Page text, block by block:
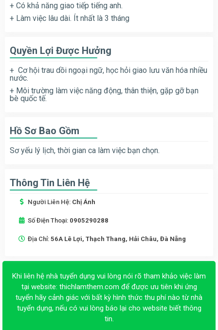
+ Có khả năng giao tiếp tiếng anh.
+ Làm việc lâu dài. Ít nhất là 3 tháng
Quyền Lợi Được Hưởng
+ Cơ hội trau dồi ngoại ngữ, học hỏi giao lưu văn hóa nhiều
nước.
+ Môi trường làm việc năng động, thân thiện, gặp gỡ bạn
bè quốc tế.
Hồ Sơ Bao Gồm
Sơ yếu lý lịch, thời gian ca làm việc bạn chọn.
Thông Tin Liên Hệ
Người Liên Hệ: Chị Ánh
Số Điện Thoại: 0905290288
Địa Chỉ: 56A Lê Lợi, Thạch Thang, Hải Châu, Đà Nẵng
Khi liên hệ nhà tuyển dụng vui lòng nói rõ tham khảo việc làm
tại website: thichlamthem.com để được ưu tiên khi ứng
tuyển hãy cảnh giác với bất kỳ hình thức thu phí nào từ nhà
tuyển dụng, nếu có vui lòng báo lại cho website biết thông
tin.